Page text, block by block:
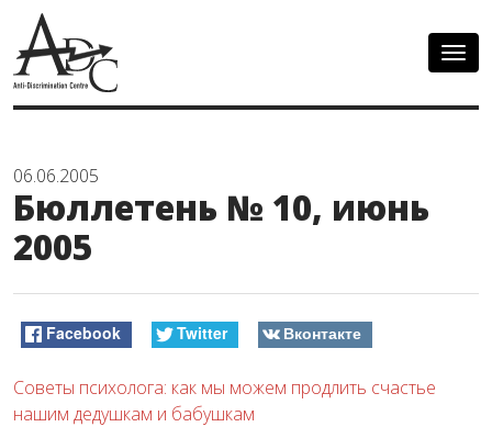
06.06.2005
Бюллетень № 10, июнь
2005
Facebook Twitter Вконтакте
Советы психолога: как мы можем продлить счастье
нашим дедушкам и бабушкам